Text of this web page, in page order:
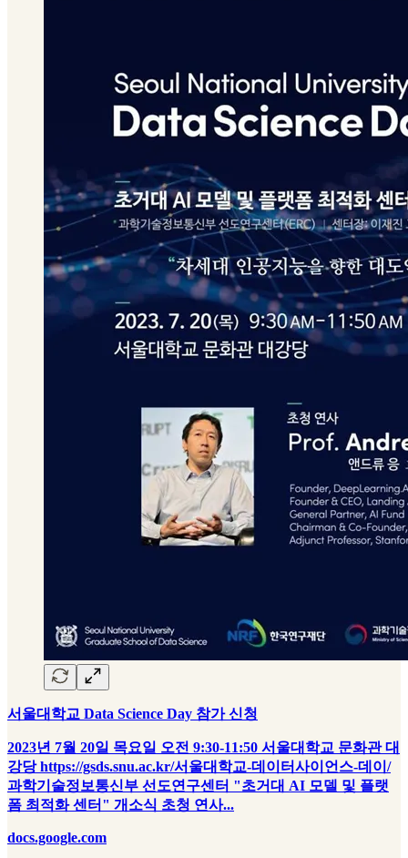
서울대학교 Data Science Day 참가 신청
2023년 7월 20일 목요일 오전 9:30-11:50 서울대학교 문화관 대
강당 https://gsds.snu.ac.kr/서울대학교-데이터사이언스-데이/
과학기술정보통신부 선도연구센터 "초거대 AI 모델 및 플랫
폼 최적화 센터" 개소식 초청 연사...
docs.google.com